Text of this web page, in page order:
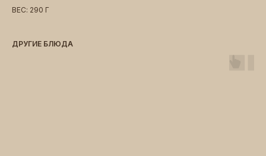
ВЕС: 290 Г
ДРУГИЕ БЛЮДА